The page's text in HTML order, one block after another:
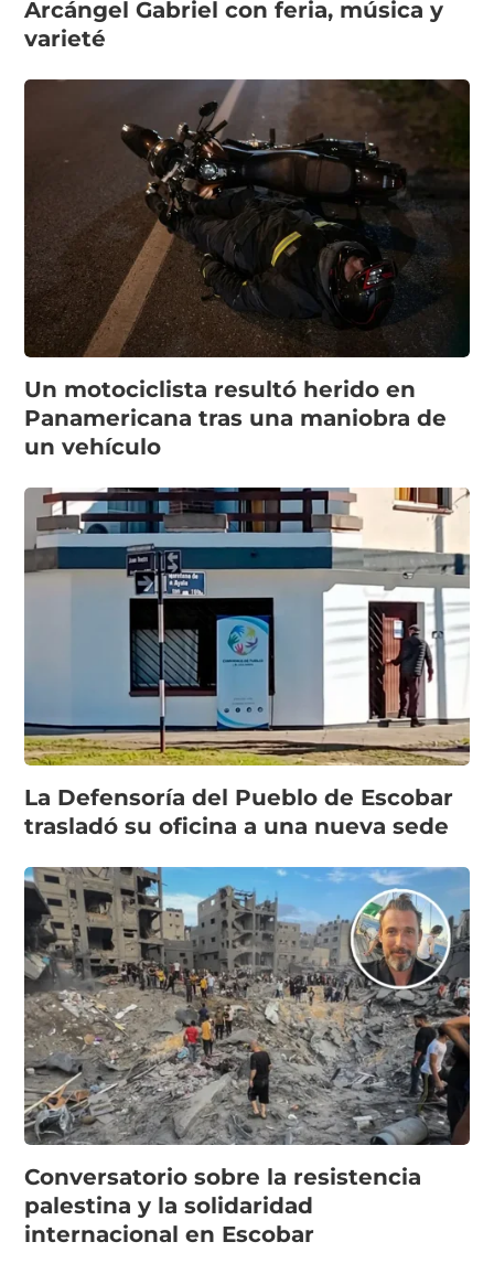
Arcángel Gabriel con feria, música y
varieté
Un motociclista resultó herido en
Panamericana tras una maniobra de
un vehículo
La Defensoría del Pueblo de Escobar
trasladó su oficina a una nueva sede
Conversatorio sobre la resistencia
palestina y la solidaridad
internacional en Escobar